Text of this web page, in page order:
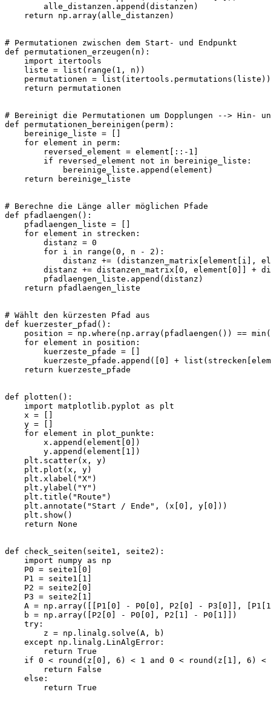
        alle_distanzen.append(distanzen)
    return np.array(alle_distanzen)
# Permutationen zwischen dem Start- und Endpunkt
def permutationen_erzeugen(n):
    import itertools
    liste = list(range(1, n))
    permutationen = list(itertools.permutations(liste))
    return permutationen
# Bereinigt die Permutationen um Dopplungen --> Hin-
def permutationen_bereinigen(perm):
    bereinige_liste = []
    for element in perm:
        reversed_element = element[::-1]
        if reversed_element not in bereinige_liste:
            bereinige_liste.append(element)
    return bereinige_liste
# Berechne die Länge aller möglichen Pfade
def pfadlaengen():
    pfadlaengen_liste = []
    for element in strecken:
        distanz = 0
        for i in range(0, n - 2):
distanz += (distanzen_matrix[element[i],
distanz += distanzen_matrix[0, element[0]] +
        pfadlaengen_liste.append(distanz)
    return pfadlaengen_liste
# Wählt den kürzesten Pfad aus
def kuerzester_pfad():
position = np.where(np.array(pfadlaengen()) ==
    for element in position:
        kuerzeste_pfade = []
kuerzeste_pfade.append([0] +
    return kuerzeste_pfade
def plotten():
    import matplotlib.pyplot as plt
    x = []
    y = []
    for element in plot_punkte:
        x.append(element[0])
        y.append(element[1])
    plt.scatter(x, y)
    plt.plot(x, y)
    plt.xlabel("X")
    plt.ylabel("Y")
    plt.title("Route")
    plt.annotate("Start / Ende", (x[0], y[0]))
    plt.show()
    return None
def check_seiten(seite1, seite2):
    import numpy as np
    P0 = seite1[0]
    P1 = seite1[1]
    P2 = seite2[0]
    P3 = seite2[1]
A = np.array([[P1[0] - P0[0], P2[0] - P3[0]],
    b = np.array([P2[0] - P0[0], P2[1] - P0[1]])
    try:
        z = np.linalg.solve(A, b)
    except np.linalg.LinAlgError:
        return True
if 0 < round(z[0], 6) < 1 and 0 < round(z[1], 6) <
        return False
    else:
        return True